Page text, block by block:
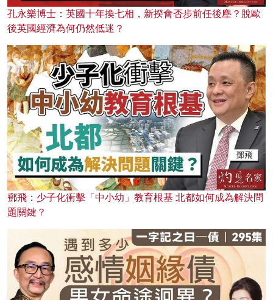
孔永樂博士：英國十年換七相，新揆會否步前任後塵？脫歐
後英國經濟為何仍然低迷？
鄧飛：少子化衝擊「中小幼」教育根基 北都如何成為解決問
題關鍵？